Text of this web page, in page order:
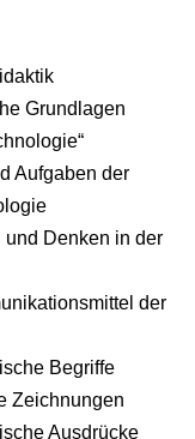
Grundlagen
Aufgaben der
Denken in der
der
Begriffe
Zeichnungen
Ausdrücke